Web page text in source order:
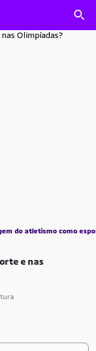
e nas
do atletismo como